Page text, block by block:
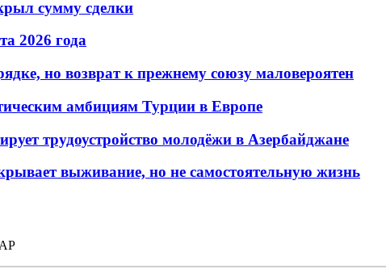
сумму сделки
2026 года
но возврат к прежнему союзу маловероятен
амбициям Турции в Европе
трудоустройство молодёжи в Азербайджане
выживание, но не самостоятельную жизнь